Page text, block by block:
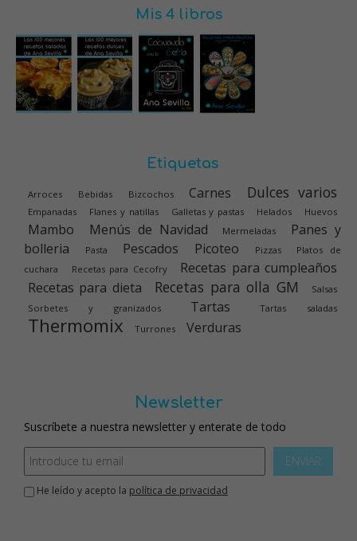
Mis 4 libros
Etiquetas
Arroces Bebidas Bizcochos Carnes Dulces varios
Empanadas Flanes y natillas Galletas y pastas Helados Huevos
Mambo Menús de Navidad Mermeladas
Panes y
bolleria
Pasta Pescados Picoteo Pizzas
Platos de
cuchara
Recetas para Cecofry
Recetas para cumpleaños
Recetas para dieta
Recetas para olla GM
Salsas
Sorbetes y granizados
Tartas Tartas saladas
Thermomix Turrones Verduras
Newsletter
Suscríbete a nuestra newsletter y enterate de todo
ENVIAR
He leído y acepto la política de privacidad